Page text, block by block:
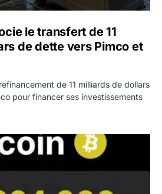
le transfert de 11
de dette vers Pimco et
de 11 milliards de dollars
pour financer ses investissements
dollars pendant que les